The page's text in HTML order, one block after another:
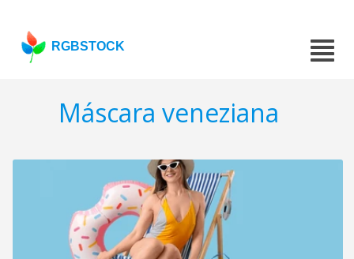
RGBSTOCK
Máscara veneziana